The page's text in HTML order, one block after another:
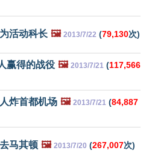
活动科长 🖼️ 2013/7/22 (79,130次)
赢得的战役 🖼️ 2013/7/21 (117,566
炸首都机场 🖼️ 2013/7/21 (84,887
马其顿 🖼️ 2013/7/20 (267,007次)